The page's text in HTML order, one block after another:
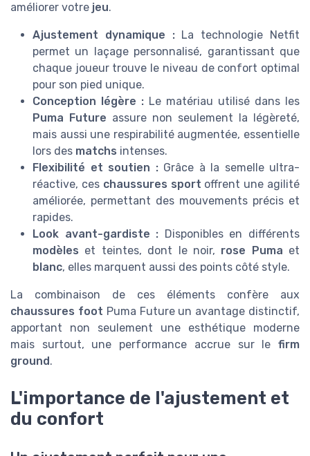
améliorer votre jeu.
Ajustement dynamique :La technologie Netfit
permet un laçage personnalisé, garantissant que
chaque joueur trouve le niveau de confort optimal
pour son pied unique.
Conception légère : Le matériau utilisé dans les
Puma Future assure non seulement la légèreté,
mais aussi une respirabilité augmentée, essentielle
lors des matchs intenses.
Flexibilité et soutien :Grâce à la semelle ultra-
réactive, ces chaussures sport offrent une agilité
améliorée, permettant des mouvements précis et
rapides.
Look avant-gardiste : Disponibles en différents
modèles et teintes, dont le noir, rose Puma et
blanc, elles marquent aussi des points côté style.
La combinaison de ces éléments confère aux
chaussures foot Puma Future un avantage distinctif,
apportant non seulement une esthétique moderne
mais surtout, une performance accrue sur le firm
ground.
L'importance de l'ajustement et
du confort